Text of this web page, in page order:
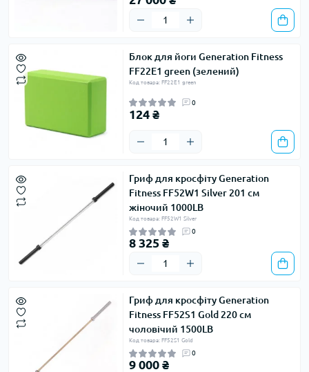
Блок для йоги Generation Fitness
FF22E1 green (зелений)
Код товара: FF22E1 green
0
124 ₴
Гриф для кросфіту Generation
Fitness FF52W1 Silver 201 см
жіночий 1000LB
Код товара: FF52W1 Silver
0
8 325 ₴
Гриф для кросфіту Generation
Fitness FF52S1 Gold 220 см
чоловічий 1500LB
Код товара: FF52S1 Gold
0
9 000 ₴